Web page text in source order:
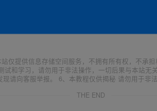
仅提供信息存储空间服务，不拥有所有权，不承
和学习，请勿用于非法操作，一切后果与本站
请向客服举报。 6、本教程仅供揭秘 请勿用于非
THE END